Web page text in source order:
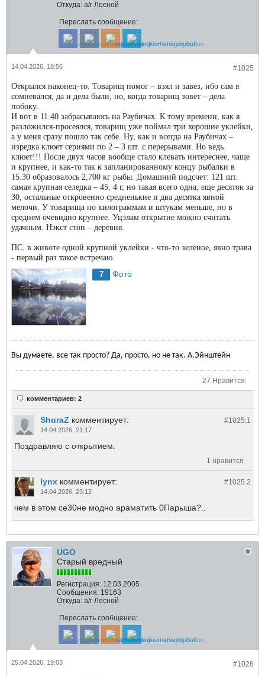
Откуда: а/г Лесной
Переслать сообщение:
#1025
14.04.2026, 18:56
Открылся наконец-то. Товарищ помог – взял и завез, ибо сам я
сомневался, да и дела были, но, когда товарищ зовет – дела
побоку.
И вот в 11.40 забрасываюсь на Раубичах. К тому времени, как я
разложился-просеялся, товарищ уже поймал три хорошие уклейки,
а у меня сразу пошло так себе. Ну, как и всегда на Раубичах –
изредка клюет сериями по 2 – 3 шт. с перерывами. Но ведь
клюет!!! После двух часов вообще стало клевать интереснее, чаще
и крупнее, и как-то так к запланированному концу рыбалки в
15.30 образовалось 2,700 кг рыбы. Домашний подсчет: 121 шт.
самая крупная селедка – 45, 4 г, но такая всего одна, еще десяток за
30, остальные откровенно средненькие и два десятка явной
мелочи. У товарища по килограммам и штукам меньше, но в
среднем очевидно крупнее. Уцэлам открытие можно считать
удачным. Нэкст стоп – деревня.
ПС. в животе одной крупной уклейки - что-то зеленое, явно трава
- первый раз такое встречаю.
7
Фото
Вы думаете, все так просто? Да, просто, но не так. А.Эйнштейн
27 Нравится:
комментариев: 2
#1025.1
ShuraZ комментирует:
14.04.2026, 21:17
Поздравляю с открытием.
1 нравится
#1025. 2
lynx комментирует:
14.04.2026, 23:12
чем в этом се30не модно араматить 0Парыша?..
UGO
Старый вредный
Регистрация: 12.03.2005
Сообщения: 19163
Откуда: а/г Лесной
Переслать сообщение:
#1026
25.04.2026, 19:03